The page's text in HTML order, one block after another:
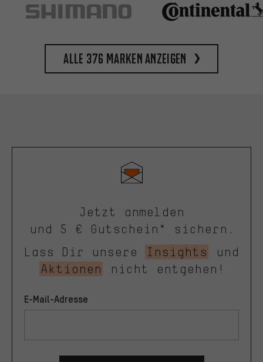
Alle 376 Marken anzeigen
Jetzt anmelden
und 5 € Gutschein* sichern.
Lass Dir unsere
Insights
und
Aktionen
nicht entgehen!
E-Mail-Adresse